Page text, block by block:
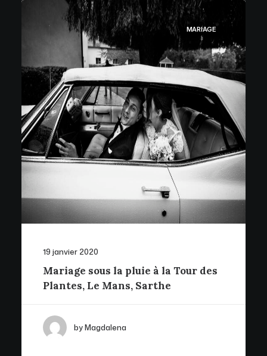
MARIAGE
19 janvier 2020
Mariage sous la pluie à la Tour des
Plantes, Le Mans, Sarthe
by Magdalena